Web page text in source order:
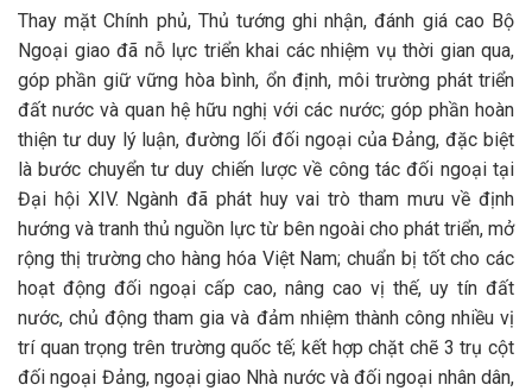
Thay mặt Chính phủ, Thủ tướng ghi nhận, đánh giá cao Bộ
Ngoại giao đã nỗ lực triển khai các nhiệm vụ thời gian qua,
góp phần giữ vững hòa bình, ổn định, môi trường phát triển
đất nước và quan hệ hữu nghị với các nước; góp phần hoàn
thiện tư duy lý luận, đường lối đối ngoại của Đảng, đặc biệt
là bước chuyển tư duy chiến lược về công tác đối ngoại tại
Đại hội XIV. Ngành đã phát huy vai trò tham mưu về định
hướng và tranh thủ nguồn lực từ bên ngoài cho phát triển, mở
rộng thị trường cho hàng hóa Việt Nam; chuẩn bị tốt cho các
hoạt động đối ngoại cấp cao, nâng cao vị thế, uy tín đất
nước, chủ động tham gia và đảm nhiệm thành công nhiều vị
trí quan trọng trên trường quốc tế; kết hợp chặt chẽ 3 trụ cột
đối ngoại Đảng, ngoại giao Nhà nước và đối ngoại nhân dân,